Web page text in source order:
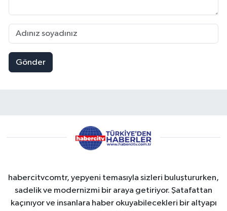
Gönder
habercitvcomtr, yepyeni temasıyla sizleri buluştururken,
sadelik ve modernizmi bir araya getiriyor. Şatafattan
kaçınıyor ve insanlara haber okuyabilecekleri bir altyapı